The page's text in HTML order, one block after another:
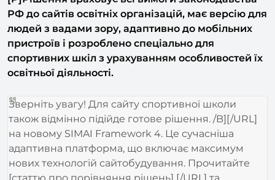
людей з вадами зору, адаптивно до мобільних
пристроїв і розроблено спеціально для
спортивних шкіл з урахуванням особливостей їх
освітньої діяльності.
також відмінно підійде готове рішення. /B][/URL]
на новому SIMAI Framework 4. Це сучасніша
адаптивна платформа, що включає максимум
нових технологій сайтобудування. Прочитайте
[статтю про порівняння рішень] [/URL] та
дізнайтесь, яке вибрати для вашої установи.